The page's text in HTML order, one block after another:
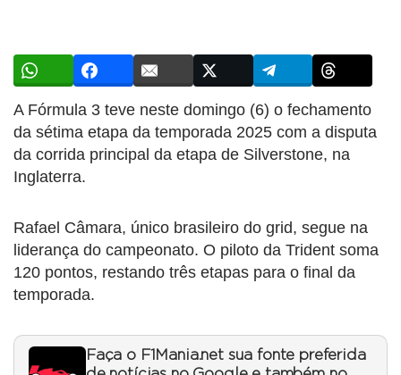
A Fórmula 3 teve neste domingo (6) o fechamento
da sétima etapa da temporada 2025 com a disputa
da corrida principal da etapa de Silverstone, na
Inglaterra.
Rafael Câmara, único brasileiro do grid, segue na
liderança do campeonato. O piloto da Trident soma
120 pontos, restando três etapas para o final da
temporada.
Faça o F1Mania.net sua fonte preferida